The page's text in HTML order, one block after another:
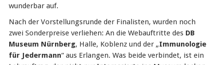
wunderbar auf.
Nach der Vorstellungsrunde der Finalisten, wurden noch
zwei Sonderpreise verliehen: An die Webauftritte des DB
Museum Nürnberg, Halle, Koblenz und der „Immunologie
für Jedermann“ aus Erlangen. Was beide verbindet, ist ein